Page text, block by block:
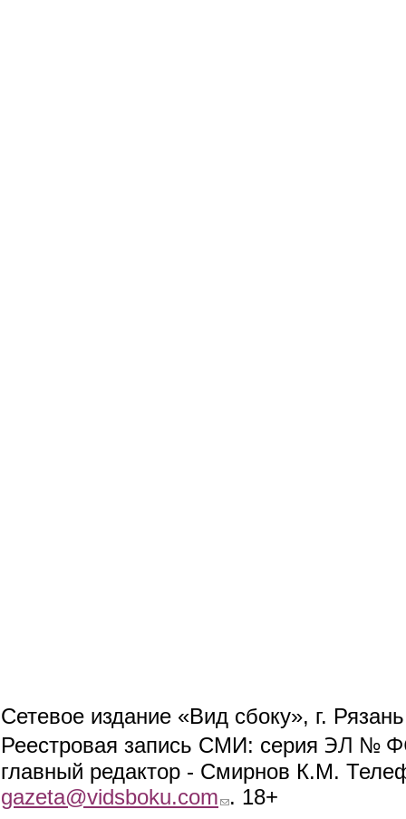
Сетевое издание «Вид сбоку», г.
Реестровая запись СМИ: серия ЭЛ №
главный редактор - Смирнов К.М.
gazeta@vidsboku.com (link sends e-mail)
. 18+